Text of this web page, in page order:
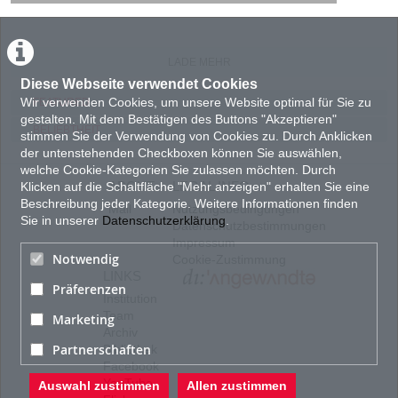
Diese Webseite verwendet Cookies
Wir verwenden Cookies, um unsere Website optimal für Sie zu
gestalten. Mit dem Bestätigen des Buttons "Akzeptieren"
stimmen Sie der Verwendung von Cookies zu. Durch Anklicken
der untenstehenden Checkboxen können Sie auswählen,
welche Cookie-Kategorien Sie zulassen möchten. Durch
Klicken auf die Schaltfläche "Mehr anzeigen" erhalten Sie eine
Beschreibung jeder Kategorie. Weitere Informationen finden
Sie in unserer Datenschutzerklärung
Notwendig
Präferenzen
Marketing
Partnerschaften
Auswahl zustimmen Allen zustimmen
153
FEATURED
BELIEBTHEIT
ABOUT
Mail
LEGAL INFO
Nutzungsbedingungen
Datenschutzbestimmungen
Impressum
Institution
Team
Bibliothek
Facebook
YouTube